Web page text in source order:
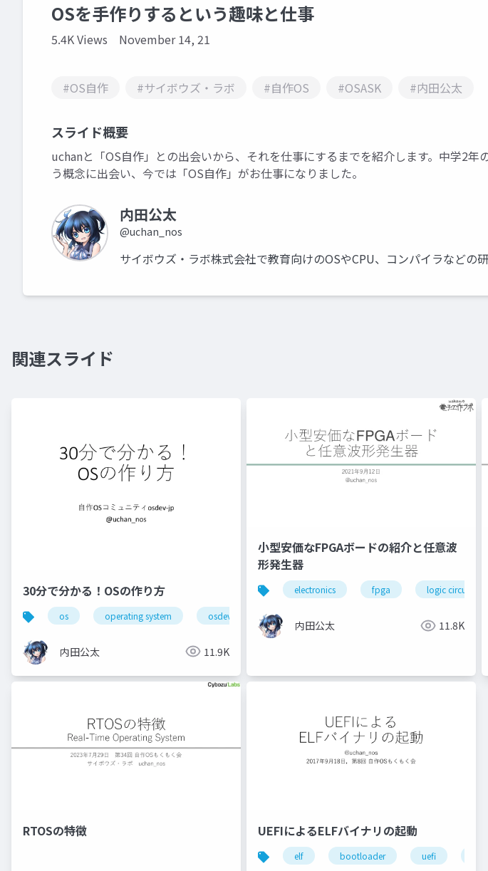
OSを手作りするという趣味と仕事
5.4K Views November 14, 21
#OS自作 #サイボウズ・ラボ #自作OS #OSASK #内田公太
スライド概要
uchanと「OS自作」との出会いから、それを仕事にするまでを紹介します。中学2年
う概念に出会い、今では「OS自作」がお仕事になりました。
内田公太
@uchan_nos
サイボウズ・ラボ株式会社で教育向けのOSやCPU、コンパイラなどの
関連スライド
30分で分かる！OSの作り方
os operating system osdev_moku2
内田公太 11.9K
小型安価なFPGAボードの紹介と任意波
形発生器
electronics fpga logic circuit
内田公太 11.8K
RTOSの特徴 UEFIによるELFバイナリの起動
elf bootloader uefi